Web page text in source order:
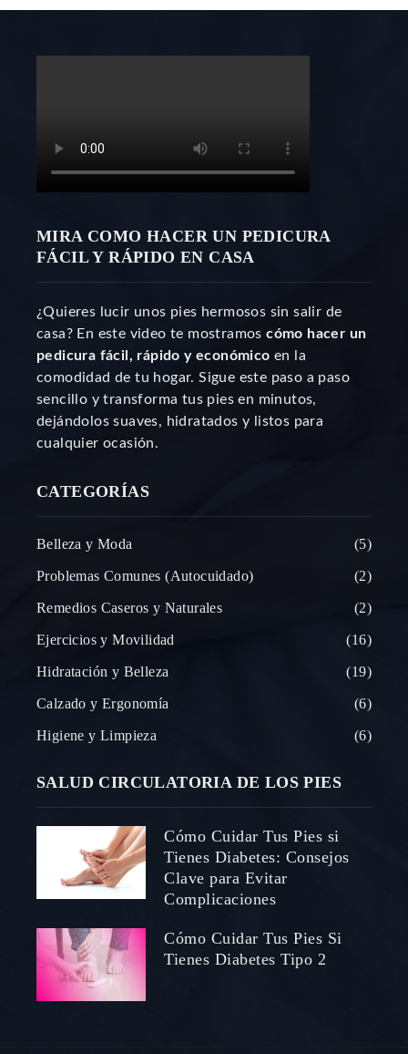
MIRA COMO HACER UN PEDICURA
FÁCIL Y RÁPIDO EN CASA
¿Quieres lucir unos pies hermosos sin salir de
casa? En este video te mostramoscómo hacer un
pedicura fácil, rápido y económico en la
comodidad de tu hogar. Sigue este paso a paso
sencillo y transforma tus pies en minutos,
dejándolos suaves, hidratados y listos para
cualquier ocasión.
CATEGORÍAS
Belleza y Moda 5
Problemas Comunes (Autocuidado) 2
Remedios Caseros y Naturales 2
Ejercicios y Movilidad 16
Hidratación y Belleza 19
Calzado y Ergonomía 6
Higiene y Limpieza 6
SALUD CIRCULATORIA DE LOS PIES
Cómo Cuidar Tus Pies si
Tienes Diabetes: Consejos
Clave para Evitar
Complicaciones
Cómo Cuidar Tus Pies Si
Tienes Diabetes Tipo 2